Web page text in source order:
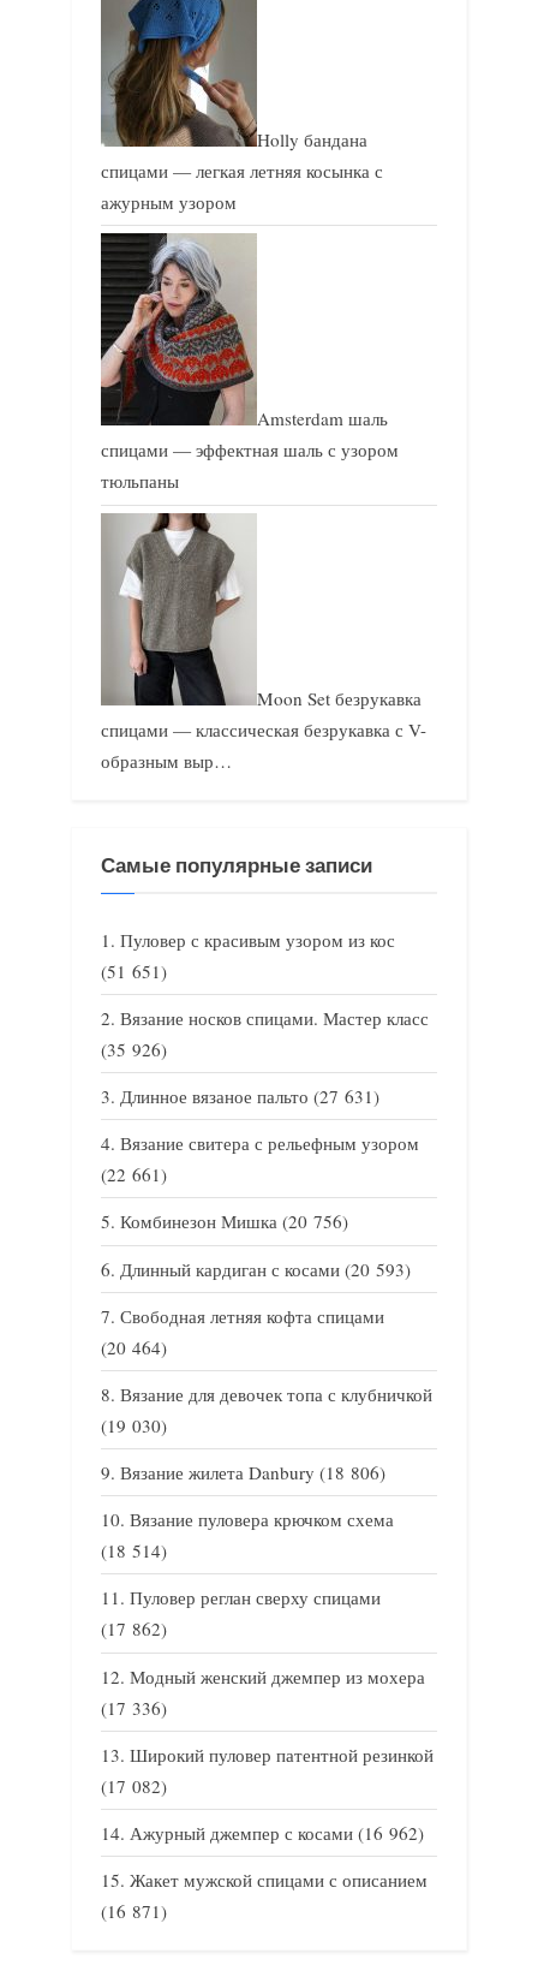
Holly бандана
спицами — легкая летняя косынка с
ажурным узором
Amsterdam шаль
спицами — эффектная шаль с узором
тюльпаны
Moon Set безрукавка
спицами — классическая безрукавка с V-
образным выр…
Самые популярные записи
Пуловер с красивым узором из кос
(51 651)
Вязание носков спицами. Мастер класс
(35 926)
Длинное вязаное пальто (27 631)
Вязание свитера с рельефным узором
(22 661)
Комбинезон Мишка (20 756)
Длинный кардиган с косами (20 593)
Свободная летняя кофта спицами
(20 464)
Вязание для девочек топа с клубничкой
(19 030)
Вязание жилета Danbury (18 806)
Вязание пуловера крючком схема
(18 514)
Пуловер реглан сверху спицами
(17 862)
Модный женский джемпер из мохера
(17 336)
Широкий пуловер патентной резинкой
(17 082)
Ажурный джемпер с косами (16 962)
Жакет мужской спицами с описанием
(16 871)